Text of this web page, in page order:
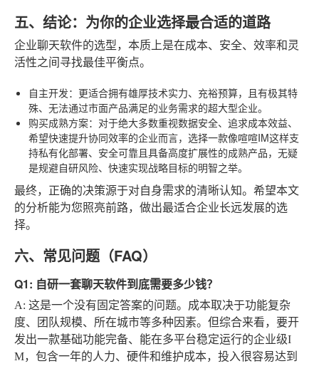
五、结论：为你的企业选择最合适的道路
企业聊天软件的选型，本质上是在成本、安全、效率和灵
活性之间寻找最佳平衡点。
自主开发：更适合拥有雄厚技术实力、充裕预算，且有极其特
殊、无法通过市面产品满足的业务需求的超大型企业。
购买成熟方案：对于绝大多数重视数据安全、追求成本效益、
希望快速提升协同效率的企业而言，选择一款像喧喧IM这样支
持私有化部署、安全可靠且具备高度扩展性的成熟产品，无疑
是规避自研风险、快速实现战略目标的明智之举。
最终，正确的决策源于对自身需求的清晰认知。希望本文
的分析能为您照亮前路，做出最适合企业长远发展的选
择。
六、常见问题（FAQ）
Q1: 自研一套聊天软件到底需要多少钱？
A: 这是一个没有固定答案的问题。成本取决于功能复杂
度、团队规模、所在城市等多种因素。但综合来看，要开
发出一款基础功能完备、能在多平台稳定运行的企业级I
M，包含一年的人力、硬件和维护成本，投入很容易达到